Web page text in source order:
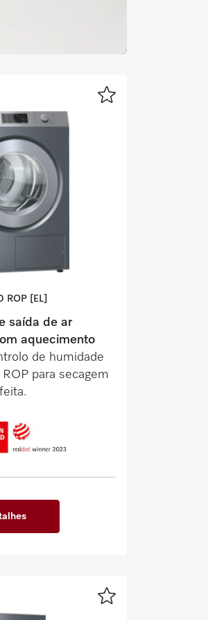
ROP [EL]
saída de ar
aquecimento
de humidade
para secagem